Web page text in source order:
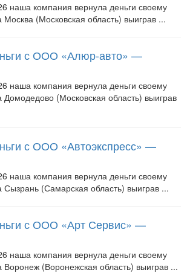
наша компания вернула деньги своему
Москва (Московская область) выиграв ...
с ООО «Алюр-авто» —
наша компания вернула деньги своему
Домодедово (Московская область) выиграв
с ООО «Автоэкспресс» —
наша компания вернула деньги своему
Сызрань (Самарская область) выиграв ...
с ООО «Арт Сервис» —
наша компания вернула деньги своему
Воронеж (Воронежская область) выиграв ...